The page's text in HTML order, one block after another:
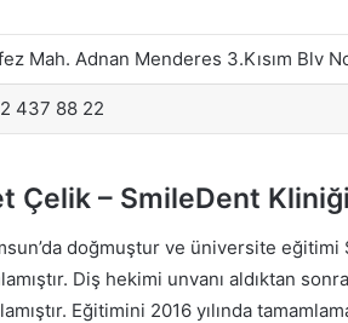
Mah. Adnan Menderes 3.Kısım Blv
437 88 22
Çelik – SmileDent Kliniği
doğmuştur ve üniversite eğitimi
Diş hekimi unvanı aldıktan
Eğitimini 2016 yılında